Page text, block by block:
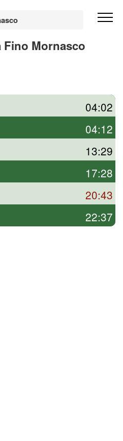
Fino Mornasco
04:02
04:12
13:29
17:28
20:43
22:37